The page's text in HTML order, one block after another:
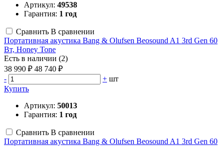
Артикул: 49538
Гарантия: 1 год
Сравнить В сравнении
Портативная акустика Bang & Olufsen Beosound A1 3rd Gen 60
Вт, Honey Tone
Есть в наличии (2)
38 990 ₽ 48 740 ₽
-
+ шт
Купить
Артикул: 50013
Гарантия: 1 год
Сравнить В сравнении
Портативная акустика Bang & Olufsen Beosound A1 3rd Gen 60